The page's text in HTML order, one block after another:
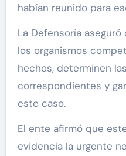
habían reunido para
La Defensoría
los organismos
hechos, determinen
correspondientes y
este caso.
El ente afirmó que
evidencia la urgente